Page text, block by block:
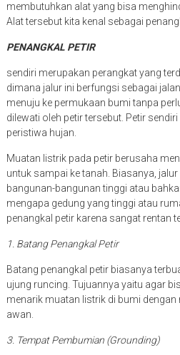
membutuhkan alat yang bisa
Alat tersebut kita kenal sebagai
PENANGKAL PETIR
sendiri merupakan perangkat yang
dimana jalur ini berfungsi sebagai
menuju ke permukaan bumi tanpa
dilewati oleh petir tersebut. Petir
peristiwa hujan.
Muatan listrik pada petir berusaha
untuk sampai ke tanah. Biasanya,
bangunan-bangunan tinggi atau
mengapa gedung yang tinggi atau
penangkal petir karena sangat rentan
1. Batang Penangkal Petir
Batang penangkal petir biasanya
ujung runcing. Tujuannya yaitu agar
menarik muatan listrik di bumi
awan.
3. Tempat Pembumian (Grounding)